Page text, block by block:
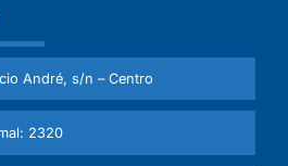
André, s/n – Centro
2320